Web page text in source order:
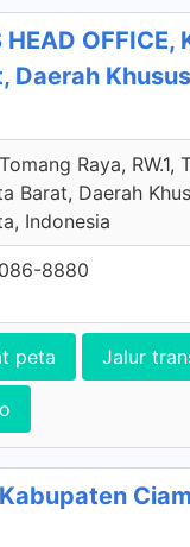
HEAD OFFICE,
Daerah
Raya, RW.1,
Barat, Daerah
Indonesia
8880
peta Jalur